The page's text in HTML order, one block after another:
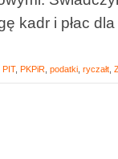
kadr i płac
PIT, PKPiR podatki ryczałt